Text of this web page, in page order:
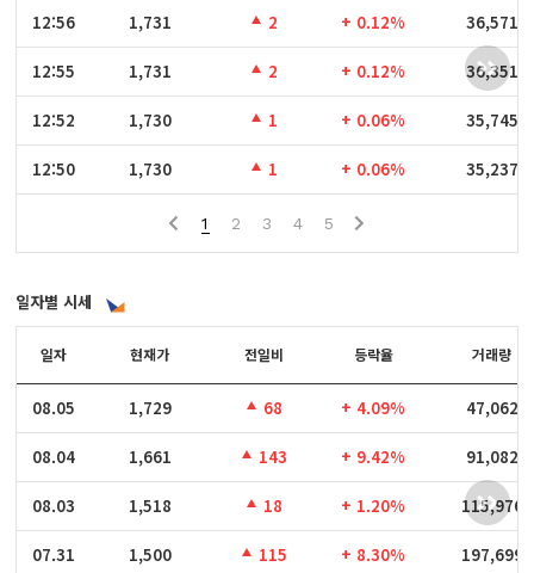
12:56
12:55
12:52
12:50
12:56 1,731 2 + 0.12% 36,571
12:55 1,731 2 + 0.12% 36,351
12:52 1,730 1 + 0.06% 35,745
12:50 1,730 1 + 0.06% 35,237
1 2 3 4 5
일자별 시세
일자
08.05
08.04
08.03
07.31
일자 현재가 전일비 등락율 거래량
08.05 1,729 68 + 4.09% 47,062
08.04 1,661 143 + 9.42% 91,082
08.03 1,518 18 + 1.20% 115,976
07.31 1,500 115 + 8.30% 197,699